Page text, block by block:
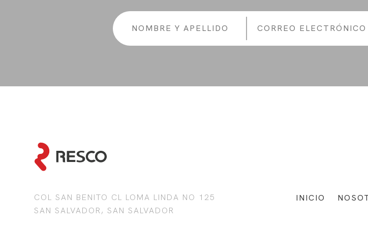
COL SAN BENITO CL LOMA LINDA NO 125
SAN SALVADOR, SAN SALVADOR
INICIO